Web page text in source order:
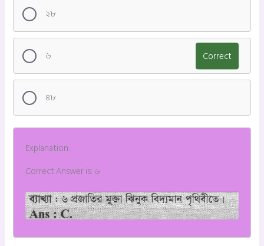
২৮
৬ Correct
৪৮
Explanation:
Correct Answer is: ৬